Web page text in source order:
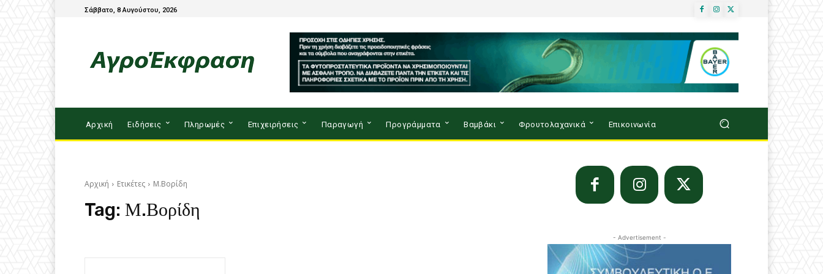
Σάββατο, 8 Αυγούστου, 2026
Αρχική Ειδήσεις Πληρωμές Επιχειρήσεις Παραγωγή Προγράμματα Βαμβάκι Φρουτολαχανικά Επικοινωνία
Αρχική Ετικέτες Μ.Βορίδη
Tag: Μ.Βορίδη
- Advertisement -